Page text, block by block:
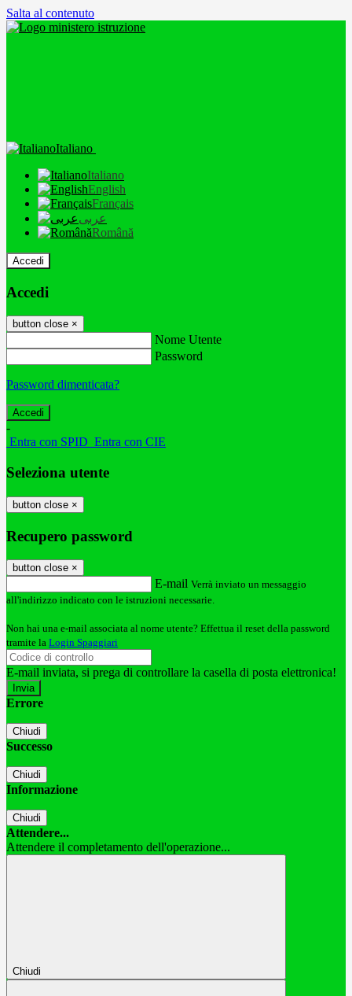
Salta al contenuto
Italiano
Italiano
English
Français
عربى
Română
Accedi
Accedi
button close ×
Nome Utente
Password
Password dimenticata?
-
Entra con SPID Entra con CIE
Seleziona utente
button close ×
Recupero password
button close ×
E-mail Verrà inviato un messaggio
all'indirizzo indicato con le istruzioni necessarie.
Non hai una e-mail associata al nome utente? Effettua il reset della password
tramite la Login Spaggiari
E-mail inviata, si prega di controllare la casella di posta elettronica!
Errore
Chiudi
Successo
Chiudi
Informazione
Chiudi
Attendere...
Attendere il completamento dell'operazione...
Chiudi